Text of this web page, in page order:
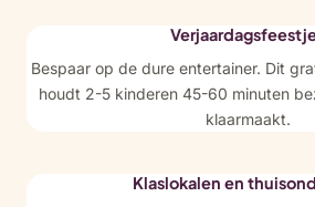
Bespaar op de dure entertainer. Dit
houdt 2-5 kinderen 45-60 minuten
klaarmaakt.
Klaslokalen en